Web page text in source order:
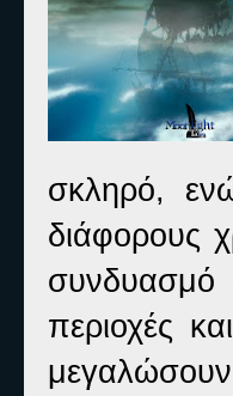
σκληρό,
διάφορους
συνδυασμό
περιοχές